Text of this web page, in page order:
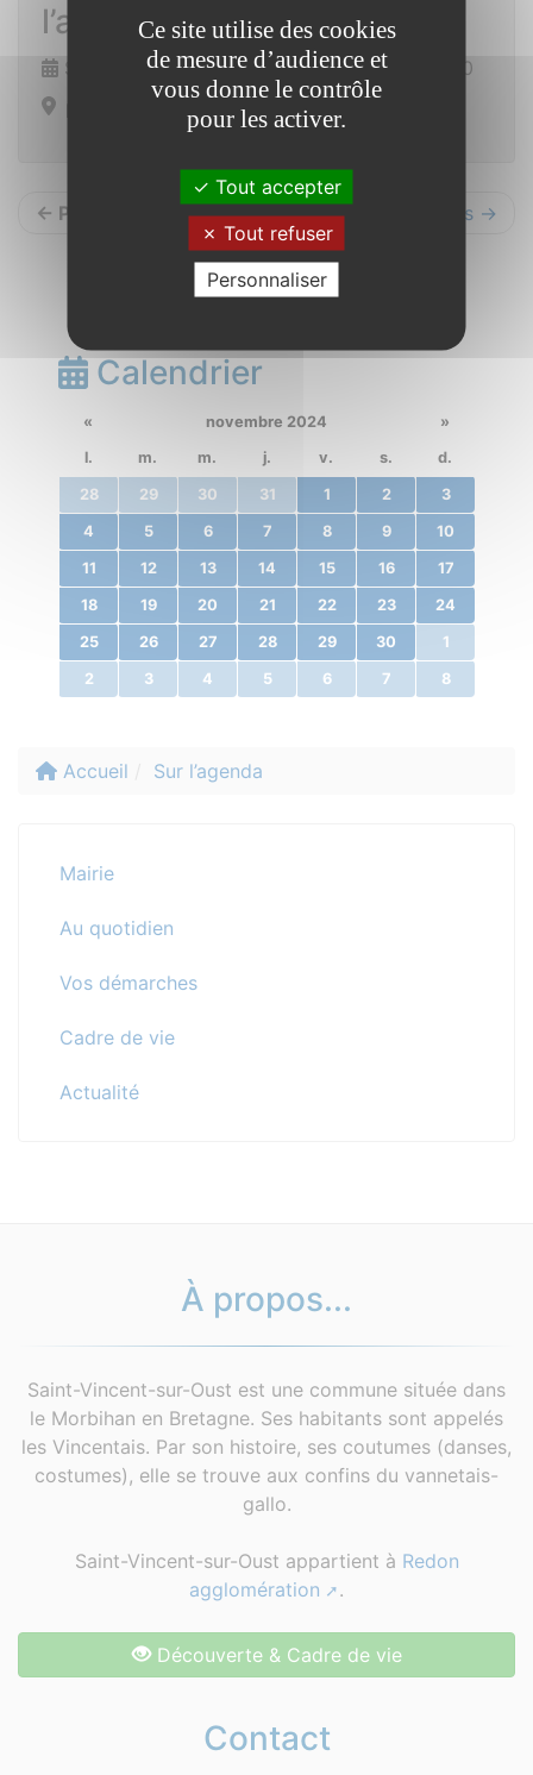
l’association Evoé
Samedi 14 décembre 2024 de 16h00 à 18h30
Eglise de St Vincent sur Oust
← Précédents Suivants →
Calendrier
« novembre 2024
»
l.
m. m. j. v. s. d.
28 29 30 31 1 2 3
4 5 6 7 8 9 10
11 12 13 14 15 16 17
18 19 20 21 22 23 24
25 26 27 28 29 30 1
2 3 4 5 6 7 8
Accueil Sur l’agenda
Mairie
Au quotidien
Vos démarches
Cadre de vie
Actualité
À propos...
Saint-Vincent-sur-Oust est une commune située dans
le Morbihan en Bretagne. Ses habitants sont appelés
les Vincentais. Par son histoire, ses coutumes (danses,
costumes), elle se trouve aux confins du vannetais-
gallo.
Saint-Vincent-sur-Oust appartient à Redon
agglomération
.
Découverte & Cadre de vie
Contact
Ce site utilise des cookies
de mesure d’audience et
vous donne le contrôle
pour les activer.
Tout accepter
Tout refuser
Personnaliser